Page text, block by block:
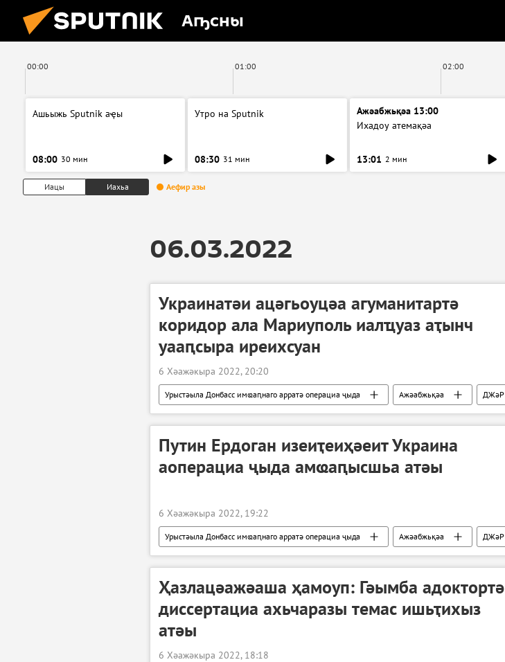
Аҧсны
00:00 01:00 02:00
Ашьыжь Sputnik аҿы
08:00 30 мин
Утро на Sputnik
08:30 31 мин
Ажәабжьқәа 13:00
Ихадоу атемақәа
13:01 2 мин
Иацы Иахьа Аефир азы
06.03.2022
Украинатәи ацәгьоуцәа агуманитартә
коридор ала Мариуполь иалҵуаз аҭынч
уааԥсыра иреихсуан
6 Хәажәкыра 2022, 20:20
Урыстәыла Донбасс имҩаԥнаго арратә операциа ҷыда Ажәабжьқәа ДЖәР
Аполитика
Путин Ердоган изеиҭеиҳәеит Украина
аоперациа ҷыда амҩаԥысшьа атәы
6 Хәажәкыра 2022, 19:22
Урыстәыла Донбасс имҩаԥнаго арратә операциа ҷыда Ажәабжьқәа ДЖәР
Владимир Путин
Ҳазлацәажәаша ҳамоуп: Гәымба адоктортә
диссертациа ахьчаразы темас ишьҭихыз
атәы
6 Хәажәкыра 2022, 18:18